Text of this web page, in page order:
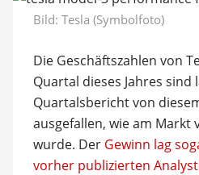
Bild: Tesla (Symbolfoto)
Die Geschäftszahlen von
Quartal dieses Jahres sind
Quartalsbericht von
ausgefallen, wie am
wurde. Der Gewinn lag
vorher publizierten